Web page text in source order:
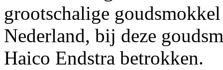
grootschalige
Nederland, bij deze
Haico Endstra betrokken.